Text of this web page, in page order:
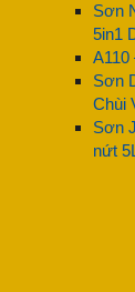
Sơn
5in1
Sơn
Chùi
Sơn
nứt